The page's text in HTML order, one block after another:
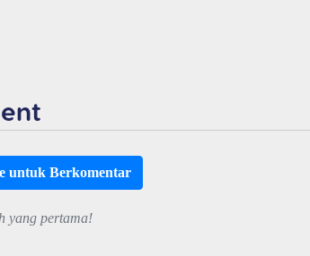
untuk Berkomentar
yang pertama!